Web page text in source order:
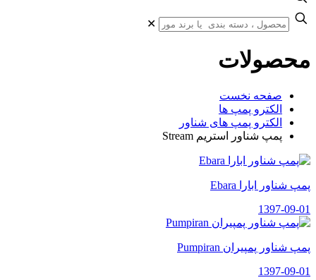
✕
محصولات
صفحه نخست
الکترو پمپ ها
الکترو پمپ های شناور
پمپ شناور استریم Stream
پمپ شناور ابارا Ebara
1397-09-01
پمپ شناور پمپیران Pumpiran
1397-09-01